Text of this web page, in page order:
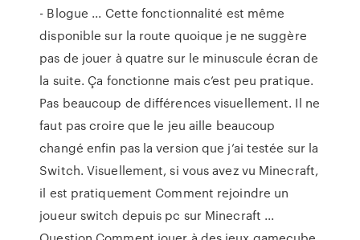
- Blogue ... Cette fonctionnalité est même
disponible sur la route quoique je ne suggère
pas de jouer à quatre sur le minuscule écran de
la suite. Ça fonctionne mais c’est peu pratique.
Pas beaucoup de différences visuellement. Il ne
faut pas croire que le jeu aille beaucoup
changé enfin pas la version que j’ai testée sur la
Switch. Visuellement, si vous avez vu Minecraft,
il est pratiquement Comment rejoindre un
joueur switch depuis pc sur Minecraft ...